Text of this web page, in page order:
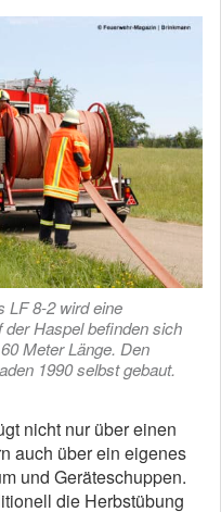
LF 8-2 wird eine
Haspel befinden sich
Meter Länge. Den
1990 selbst gebaut.
nicht nur über einen
auch über ein eigenes
und Geräteschuppen.
die Herbstübung